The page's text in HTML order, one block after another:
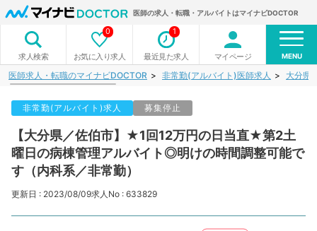
医師の求人・転職・アルバイトはマイナビDOCTOR
求人検索 お気に入り求人
0
最近見た求人
1
マイページ MENU
医師求人・転職のマイナビDOCTOR 非常勤(アルバイト)医師求人 大分県
非常勤(アルバイト)求人 募集停止
【大分県／佐伯市】★1回12万円の日当直★第2土
曜日の病棟管理アルバイト◎明けの時間調整可能で
す（内科系／非常勤）
更新日 : 2023/08/09求人No : 633829